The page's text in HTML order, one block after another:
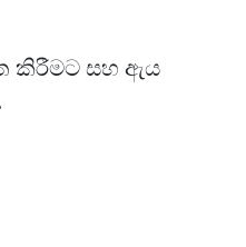
කිරීමට සහ ඇය